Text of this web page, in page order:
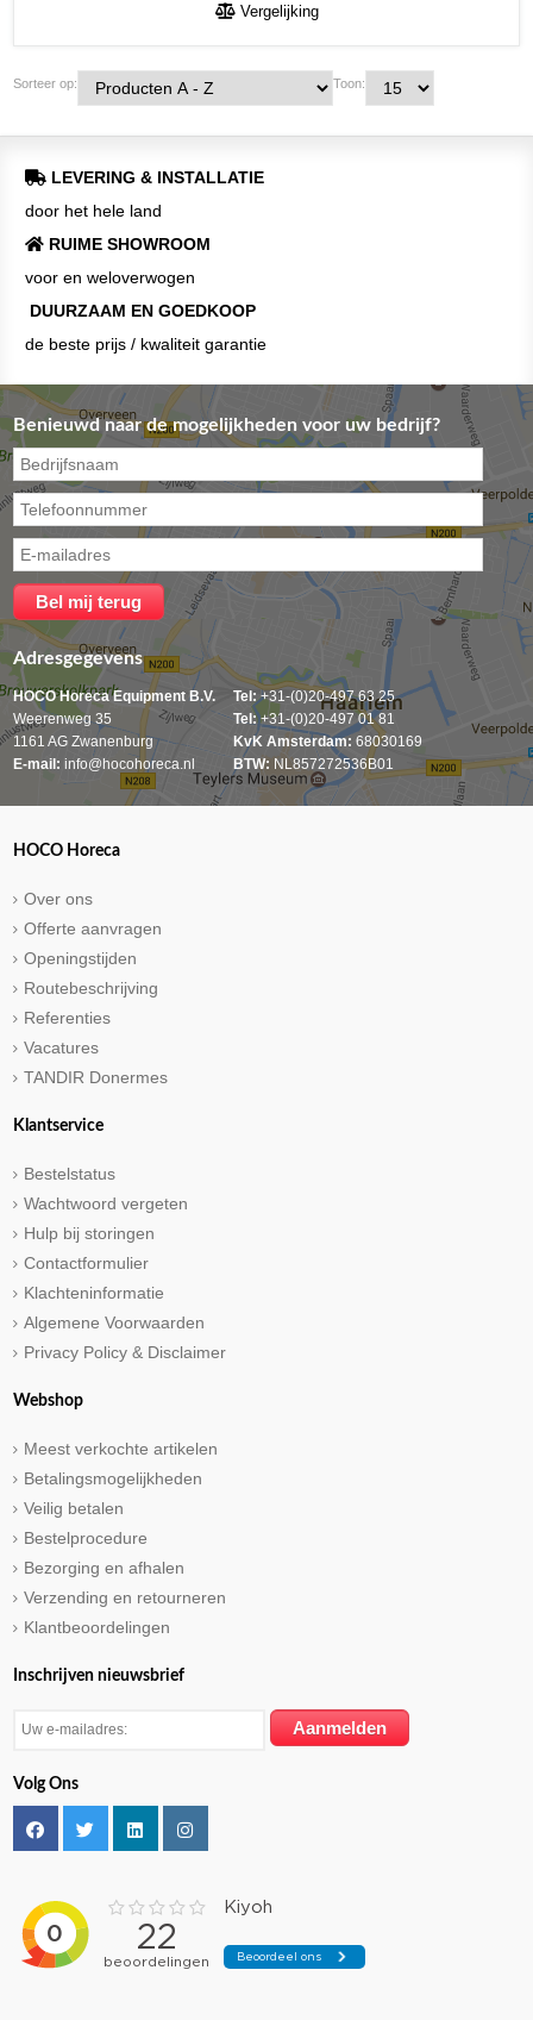
Vergelijking
Sorteer op: Toon:
LEVERING & INSTALLATIE
door het hele land
RUIME SHOWROOM
voor en weloverwogen
DUURZAAM EN GOEDKOOP
de beste prijs / kwaliteit garantie
Benieuwd naar de mogelijkheden voor uw bedrijf?
Adresgegevens
HOCO Horeca Equipment B.V.
Weerenweg 35
1161 AG Zwanenburg
E-mail: info@hocohoreca.nl
Tel:+31-(0)20-497 63 25
Tel:+31-(0)20-497 01 81
KvK Amsterdam: 68030169
BTW: NL857272536B01
HOCO Horeca
Over ons
Offerte aanvragen
Openingstijden
Routebeschrijving
Referenties
Vacatures
TANDIR Donermes
Klantservice
Bestelstatus
Wachtwoord vergeten
Hulp bij storingen
Contactformulier
Klachteninformatie
Algemene Voorwaarden
Privacy Policy & Disclaimer
Webshop
Meest verkochte artikelen
Betalingsmogelijkheden
Veilig betalen
Bestelprocedure
Bezorging en afhalen
Verzending en retourneren
Klantbeoordelingen
Inschrijven nieuwsbrief
Volg Ons